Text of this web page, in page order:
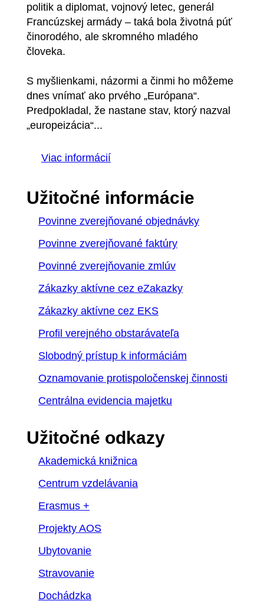
politik a diplomat, vojnový letec, generál
Francúzskej armády – taká bola životná púť
činorodého, ale skromného mladého
človeka.
S myšlienkami, názormi a činmi ho môžeme
dnes vnímať ako prvého „Európana“.
Predpokladal, že nastane stav, ktorý nazval
„europeizácia“...
Viac informácií
Užitočné informácie
Povinne zverejňované objednávky
Povinne zverejňované faktúry
Povinné zverejňovanie zmlúv
Zákazky aktívne cez eZakazky
Zákazky aktívne cez EKS
Profil verejného obstarávateľa
Slobodný prístup k informáciám
Oznamovanie protispoločenskej činnosti
Centrálna evidencia majetku
Užitočné odkazy
Akademická knižnica
Centrum vzdelávania
Erasmus +
Projekty AOS
Ubytovanie
Stravovanie
Dochádzka